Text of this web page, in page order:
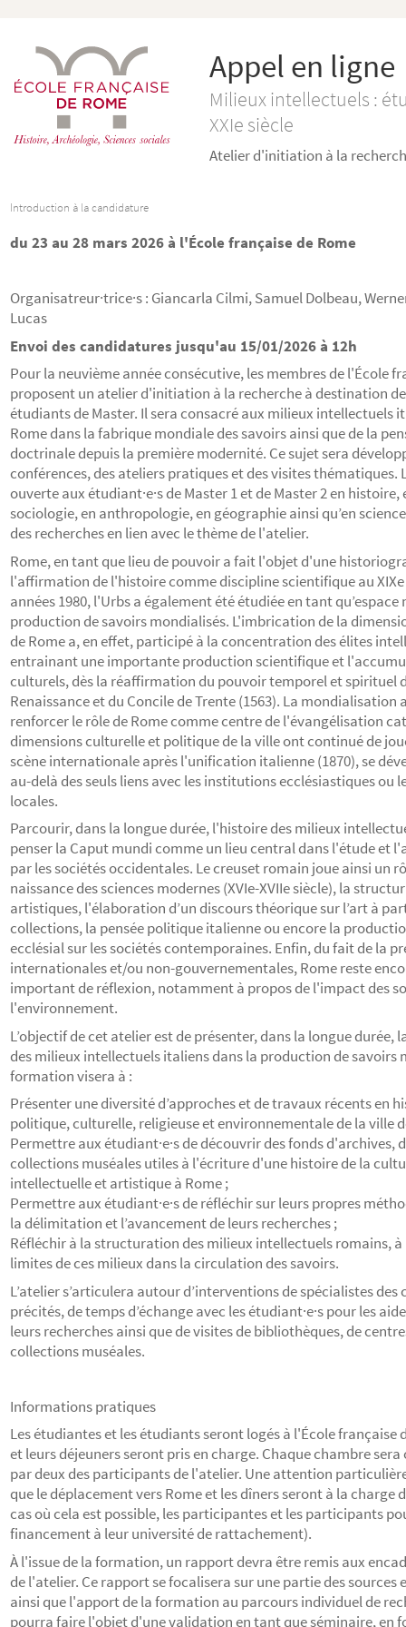
Appel en ligne
Milieux intellectuels :
XXIe siècle
Atelier d'initiation à la
Introduction à la candidature
du 23 au 28 mars 2026 à l'École française de Rome
Organisatreur·trice·s : Giancarla Cilmi, Samuel Dolbeau,
Lucas
Envoi des candidatures jusqu'au 15/01/2026 à 12h
Pour la neuvième année consécutive, les membres de l'École
proposent un atelier d'initiation à la recherche à destination
étudiants de Master. Il sera consacré aux milieux intellectuels
Rome dans la fabrique mondiale des savoirs ainsi que de la
doctrinale depuis la première modernité. Ce sujet sera
conférences, des ateliers pratiques et des visites thématiques.
ouverte aux étudiant·e·s de Master 1 et de Master 2 en
sociologie, en anthropologie, en géographie ainsi qu’en
des recherches en lien avec le thème de l'atelier.
Rome, en tant que lieu de pouvoir a fait l'objet d'une
l'affirmation de l'histoire comme discipline scientifique au XIXe
années 1980, l'Urbs a également été étudiée en tant
production de savoirs mondialisés. L'imbrication de la
de Rome a, en effet, participé à la concentration des élites
entrainant une importante production scientifique et
culturels, dès la réaffirmation du pouvoir temporel et spirituel
Renaissance et du Concile de Trente (1563). La
renforcer le rôle de Rome comme centre de l'évangélisation
dimensions culturelle et politique de la ville ont continué de
scène internationale après l'unification italienne (1870), se
au-delà des seuls liens avec les institutions ecclésiastiques ou
locales.
Parcourir, dans la longue durée, l'histoire des milieux
penser la Caput mundi comme un lieu central dans l'étude et
par les sociétés occidentales. Le creuset romain joue ainsi un
naissance des sciences modernes (XVIe-XVIIe siècle), la
artistiques, l'élaboration d’un discours théorique sur l’art à
collections, la pensée politique italienne ou encore la
ecclésial sur les sociétés contemporaines. Enfin, du fait de la
internationales et/ou non-gouvernementales, Rome reste
important de réflexion, notamment à propos de l'impact des
l'environnement.
L’objectif de cet atelier est de présenter, dans la longue
des milieux intellectuels italiens dans la production de savoirs
formation visera à :
Présenter une diversité d’approches et de travaux récents en
politique, culturelle, religieuse et environnementale de la ville
Permettre aux étudiant·e·s de découvrir des fonds d'archives,
collections muséales utiles à l'écriture d'une histoire de la
intellectuelle et artistique à Rome ;
Permettre aux étudiant·e·s de réfléchir sur leurs propres
la délimitation et l’avancement de leurs recherches ;
Réfléchir à la structuration des milieux intellectuels romains,
limites de ces milieux dans la circulation des savoirs.
L’atelier s’articulera autour d’interventions de spécialistes des
précités, de temps d’échange avec les étudiant·e·s pour les
leurs recherches ainsi que de visites de bibliothèques, de
collections muséales.
Informations pratiques
Les étudiantes et les étudiants seront logés à l'École française
et leurs déjeuners seront pris en charge. Chaque chambre
par deux des participants de l'atelier. Une attention
que le déplacement vers Rome et les dîners seront à la charge
cas où cela est possible, les participantes et les participants
financement à leur université de rattachement).
À l'issue de la formation, un rapport devra être remis aux
de l'atelier. Ce rapport se focalisera sur une partie des sources
ainsi que l'apport de la formation au parcours individuel de
pourra faire l'objet d'une validation en tant que séminaire, en